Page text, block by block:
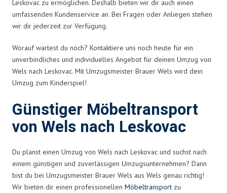
Leskovac zu ermöglichen. Deshalb bieten wir dir auch einen
umfassenden Kundenservice an. Bei Fragen oder Anliegen stehen
wir dir jederzeit zur Verfügung.
Worauf wartest du noch? Kontaktiere uns noch heute für ein
unverbindliches und individuelles Angebot für deinen Umzug von
Wels nach Leskovac. Mit Umzugsmeister Brauer Wels wird dein
Umzug zum Kinderspiel!
Günstiger Möbeltransport
von Wels nach Leskovac
Du planst einen Umzug von Wels nach Leskovac und suchst nach
einem günstigen und zuverlässigen Umzugsunternehmen? Dann
bist du bei Umzugsmeister Brauer Wels aus Wels genau richtig!
Wir bieten dir einen professionellen Möbeltransport zu